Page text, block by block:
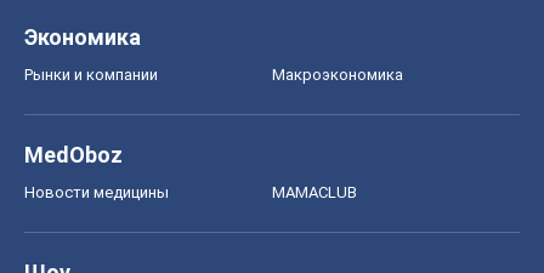
Экономика
Рынки и компании Mакроэкономика
MedOboz
Новости медицины MAMACLUB